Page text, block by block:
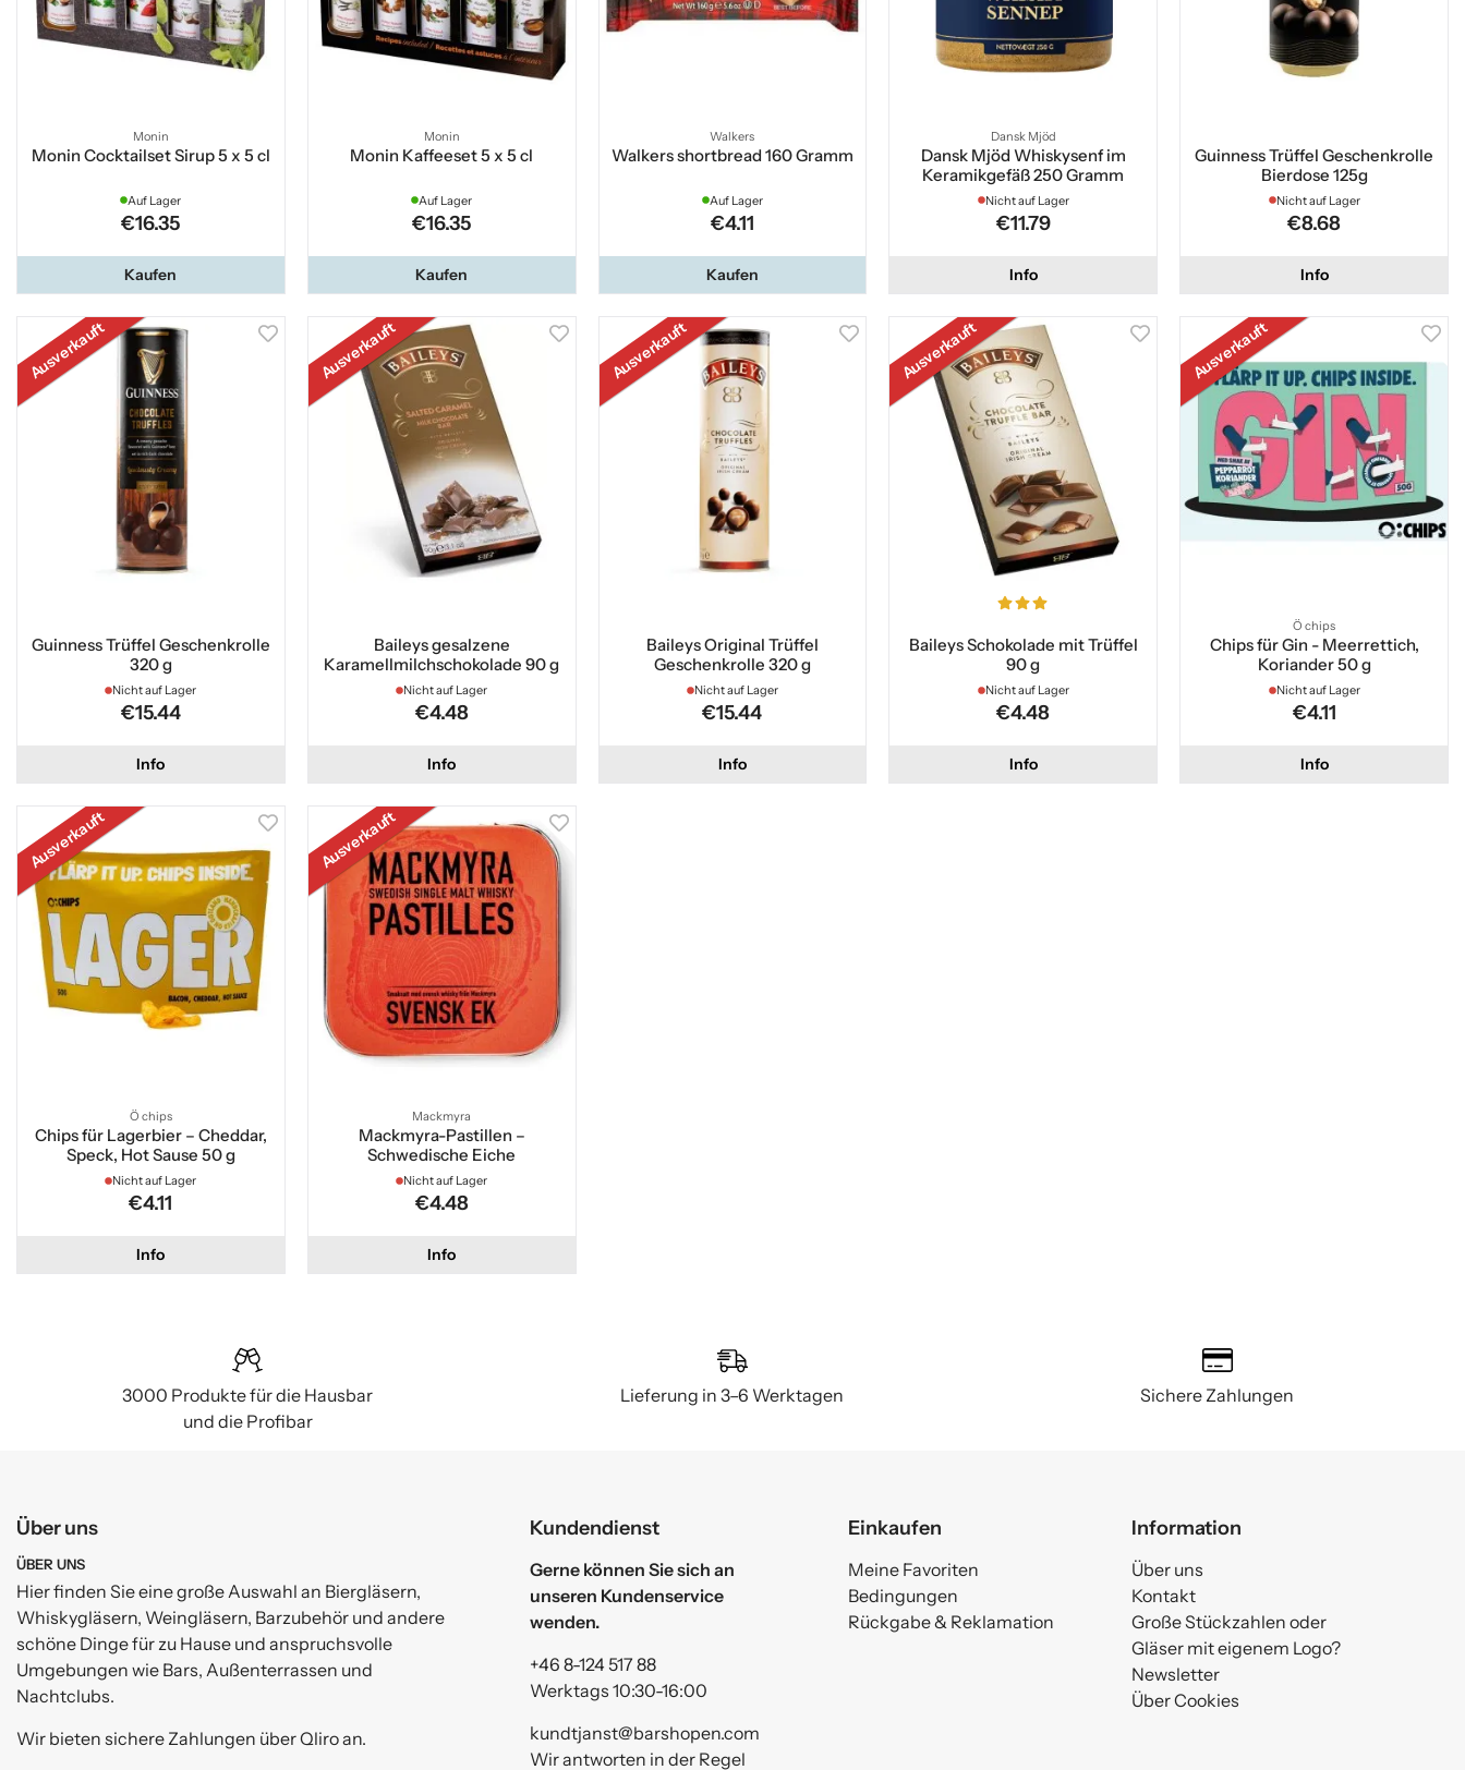
Monin
Monin Cocktailset Sirup 5 x 5 cl
Auf Lager
€16.35
Kaufen
Monin
Monin Kaffeeset 5 x 5 cl
Auf Lager
€16.35
Kaufen
Walkers
Walkers shortbread 160 Gramm
Auf Lager
€4.11
Kaufen
Dansk Mjöd
Dansk Mjöd Whiskysenf im
Keramikgefäß 250 Gramm
Nicht auf Lager
€11.79
Info
Guinness Trüffel Geschenkrolle
Bierdose 125g
Nicht auf Lager
€8.68
Info
Ausverkauft
Guinness Trüffel Geschenkrolle
320 g
Nicht auf Lager
€15.44
Info
Ausverkauft
Baileys gesalzene
Karamellmilchschokolade 90 g
Nicht auf Lager
€4.48
Info
Ausverkauft
Baileys Original Trüffel
Geschenkrolle 320 g
Nicht auf Lager
€15.44
Info
Ausverkauft
Baileys Schokolade mit Trüffel
90 g
Nicht auf Lager
€4.48
Info
Ausverkauft
Ö chips
Chips für Gin - Meerrettich,
Koriander 50 g
Nicht auf Lager
€4.11
Info
Ausverkauft
Ö chips
Chips für Lagerbier – Cheddar,
Speck, Hot Sause 50 g
Nicht auf Lager
€4.11
Info
Ausverkauft
Mackmyra
Mackmyra-Pastillen –
Schwedische Eiche
Nicht auf Lager
€4.48
Info
3000 Produkte für die Hausbar
und die Profibar
Lieferung in 3–6 Werktagen Sichere Zahlungen
Über uns
ÜBER UNS
Hier finden Sie eine große Auswahl an Biergläsern,
Whiskygläsern, Weingläsern, Barzubehör und andere
schöne Dinge für zu Hause und anspruchsvolle
Umgebungen wie Bars, Außenterrassen und
Nachtclubs.
Wir bieten sichere Zahlungen über Qliro an.
Kundendienst
Gerne können Sie sich an
unseren Kundenservice
wenden.
+46 8-124 517 88
Werktags 10:30-16:00
kundtjanst@barshopen.com
Wir antworten in der Regel
Einkaufen
Meine Favoriten
Bedingungen
Rückgabe & Reklamation
Information
Über uns
Kontakt
Große Stückzahlen oder
Gläser mit eigenem Logo?
Newsletter
Über Cookies